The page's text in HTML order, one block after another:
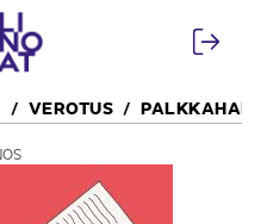
VEROTUS